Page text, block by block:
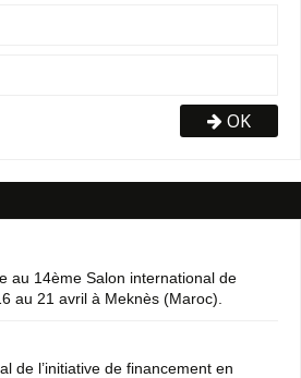
OK
au 14ème Salon international de
au 21 avril à Meknès (Maroc).
de l’initiative de financement en